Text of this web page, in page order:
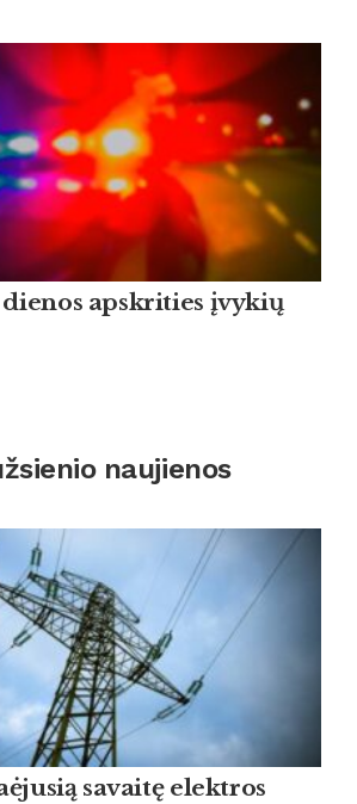
apskrities įvykių
naujienos
savaitę elektros